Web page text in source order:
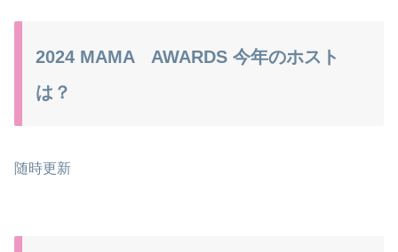
2024 MAMA AWARDS 今年のホスト
は？
随時更新